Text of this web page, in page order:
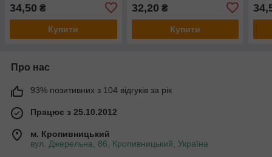
34,50 ₴
Купити
32,20 ₴
Купити
Про нас
93% позитивних з 104 відгуків за рік
Працює з 25.10.2012
м. Кропивницький
вул. Джерельна, 86, Кропивницький, Україна